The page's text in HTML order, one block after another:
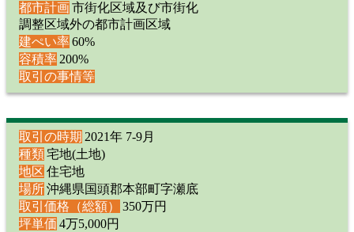
都市計画 市街化区域及び市街化
調整区域外の都市計画区域
建ぺい率60%
容積率200%
取引の事情等
取引の時期 2021年 7-9月
種類 宅地(土地)
地区 住宅地
場所沖縄県国頭郡本部町字瀬底
取引価格（総額）
350万円
坪単価 4万5,000円